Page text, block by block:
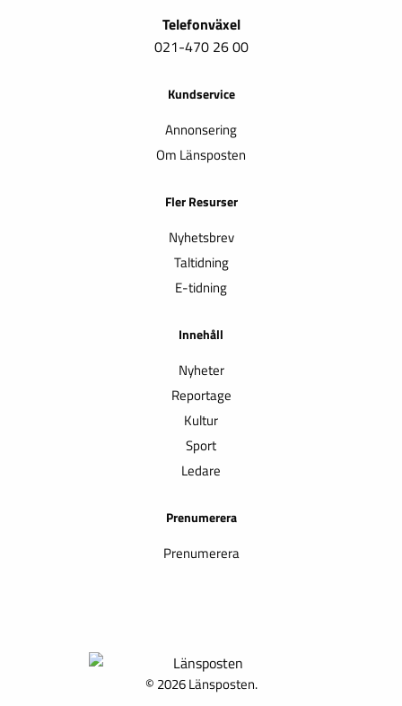
Telefonväxel
021-470 26 00
Kundservice
Annonsering
Om Länsposten
Fler Resurser
Nyhetsbrev
Taltidning
E-tidning
Innehåll
Nyheter
Reportage
Kultur
Sport
Ledare
Prenumerera
Prenumerera
© 2026 Länsposten.